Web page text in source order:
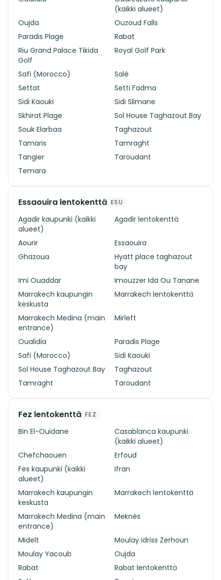
(kaikki alueet)
Oujda
Ouzoud Falls
Paradis Plage
Rabat
Riu Grand Palace Tikida
Golf
Royal Golf Park
Safi (Morocco)
Salé
Settat
Setti Fadma
Sidi Kaouki
Sidi Slimane
Skhirat Plage
Sol House Taghazout Bay
Souk Elarbaa
Taghazout
Tamaris
Tamraght
Tangier
Taroudant
Temara
Essaouira lentokenttä ESU
Agadir kaupunki (kaikki
alueet)
Agadir lentokenttä
Aourir
Essaouira
Ghazoua
Hyatt place taghazout
bay
Imi Ouaddar
Imouzzer Ida Ou Tanane
Marrakech kaupungin
keskusta
Marrakech lentokenttä
Marrakech Medina (main
entrance)
Mirleft
Oualidia
Paradis Plage
Safi (Morocco)
Sidi Kaouki
Sol House Taghazout Bay
Taghazout
Tamraght
Taroudant
Fez lentokenttä FEZ
Bin El-Ouidane
Casablanca kaupunki
(kaikki alueet)
Chefchaouen
Erfoud
Fes kaupunki (kaikki
alueet)
Ifran
Marrakech kaupungin
keskusta
Marrakech lentokenttä
Marrakech Medina (main
entrance)
Meknès
Midelt
Moulay Idriss Zerhoun
Moulay Yacoub
Oujda
Rabat
Rabat lentokenttä